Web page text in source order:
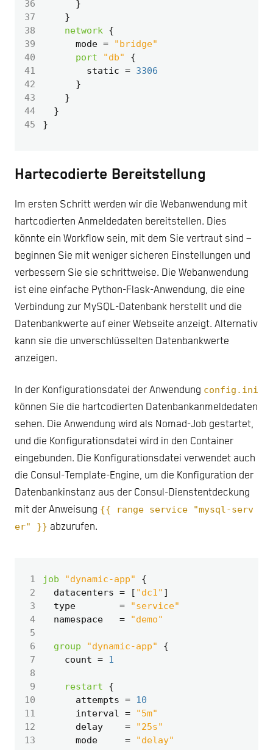
36
37
38
network
39
      mode
=
"bridge"
40
port "db"
41
        static
= 3306
42
43
44
45
Hartecodierte Bereitstellung
Im ersten Schritt werden wir die Webanwendung mit
hartcodierten Anmeldedaten bereitstellen. Dies
könnte ein Workflow sein, mit dem Sie vertraut sind –
beginnen Sie mit weniger sicheren Einstellungen und
verbessern Sie sie schrittweise. Die Webanwendung
ist eine einfache Python-Flask-Anwendung, die eine
Verbindung zur MySQL-Datenbank herstellt und die
Datenbankwerte auf einer Webseite anzeigt. Alternativ
kann sie die unverschlüsselten Datenbankwerte
anzeigen.
In der Konfigurationsdatei der Anwendung config.ini
können Sie die hartcodierten Datenbankanmeldedaten
sehen. Die Anwendung wird als Nomad-Job gestartet,
und die Konfigurationsdatei wird in den Container
eingebunden. Die Konfigurationsdatei verwendet auch
die Consul-Template-Engine, um die Konfiguration der
Datenbankinstanz aus der Consul-Dienstentdeckung
mit der Anweisung {{ range service "mysql-serv
er" }} abzurufen.
1 job "dynamic-app"
2
  datacenters
= [ "dc1" ]
3
  type
=
"service"
4
  namespace
=
"demo"
5
6
group "dynamic-app"
7
    count
= 1
8
9
restart
10
      attempts
= 10
11
      interval
=
"5m"
12
      delay
=
"25s"
13
      mode
=
"delay"